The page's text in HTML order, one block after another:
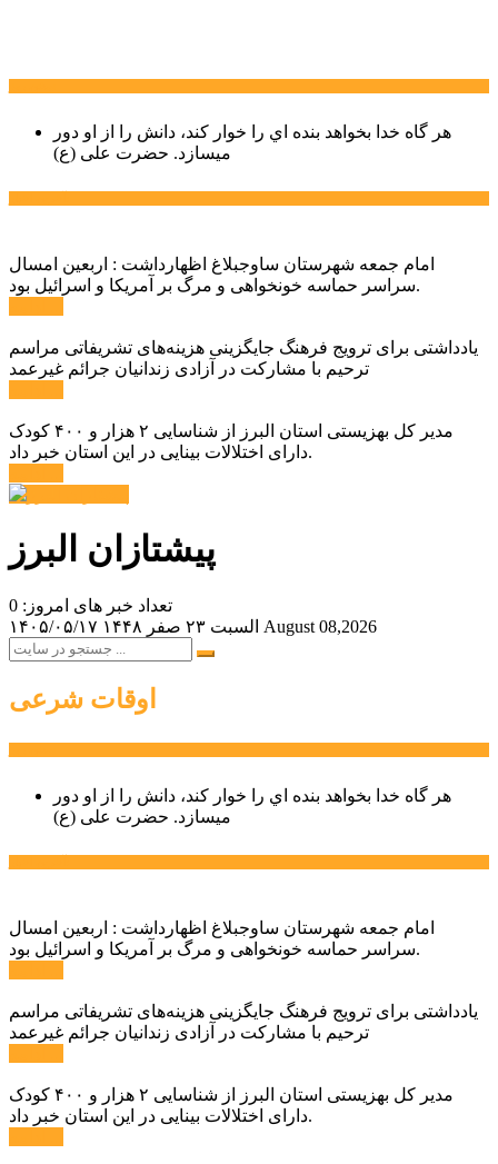
هر گاه خدا بخواهد بنده اي را خوار كند، دانش را از او دور
میسازد. حضرت علی (ع)
امام جمعه شهرستان ساوجبلاغ اظهارداشت : اربعین امسال
سراسر حماسه خونخواهی و مرگ بر آمریکا و اسرائیل بود.
یادداشتی برای ترویج فرهنگ جایگزینی هزینه‌های تشریفاتی مراسم
ترحیم با مشارکت در آزادی زندانیان جرائم غیرعمد
مدیر کل بهزیستی استان البرز از شناسایی ۲ هزار و ۴۰۰ کودک
دارای اختلالات بینایی در این استان خبر داد.
پیشتازان البرز
تعداد خبر های امروز: 0
۱۴۰۵/۰۵/۱۷
السبت ۲۳ صفر ۱۴۴۸ August 08,2026
اوقات شرعی
هر گاه خدا بخواهد بنده اي را خوار كند، دانش را از او دور
میسازد. حضرت علی (ع)
امام جمعه شهرستان ساوجبلاغ اظهارداشت : اربعین امسال
سراسر حماسه خونخواهی و مرگ بر آمریکا و اسرائیل بود.
یادداشتی برای ترویج فرهنگ جایگزینی هزینه‌های تشریفاتی مراسم
ترحیم با مشارکت در آزادی زندانیان جرائم غیرعمد
مدیر کل بهزیستی استان البرز از شناسایی ۲ هزار و ۴۰۰ کودک
دارای اختلالات بینایی در این استان خبر داد.